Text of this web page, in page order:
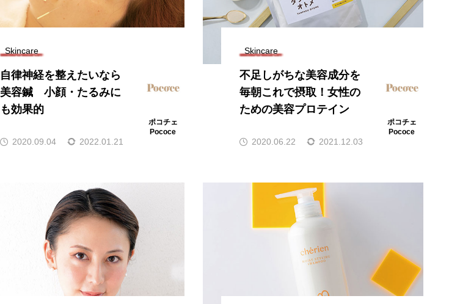
Skincare
自律神経を整えたいなら
美容鍼 小顔・たるみに
も効果的
ポコチェ
Pococe
2020.09.04 2022.01.21
Skincare
不足しがちな美容成分を
毎朝これで摂取！女性の
ための美容プロテイン
ポコチェ
Pococe
2020.06.22 2021.12.03